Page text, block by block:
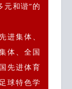
元和谐”的
进集体、
体、全国
先进体育
球特色学